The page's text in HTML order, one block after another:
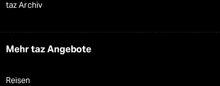
taz Archiv
Mehr taz Angebote
Reisen